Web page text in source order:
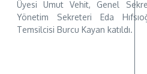
Üyesi Umut Vehit, Genel
Yönetim Sekreteri Eda
Temsilcisi Burcu Kayan katıldı.